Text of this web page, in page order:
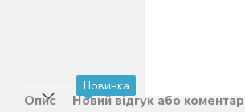
Новинка
Опис Новий відгук або коментар